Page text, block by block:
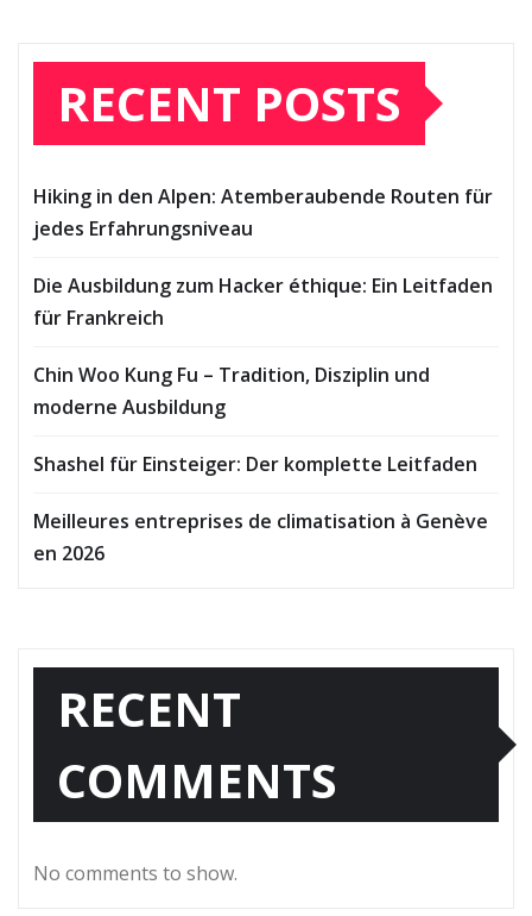
RECENT POSTS
Hiking in den Alpen: Atemberaubende Routen für
jedes Erfahrungsniveau
Die Ausbildung zum Hacker éthique: Ein Leitfaden
für Frankreich
Chin Woo Kung Fu – Tradition, Disziplin und
moderne Ausbildung
Shashel für Einsteiger: Der komplette Leitfaden
Meilleures entreprises de climatisation à Genève
en 2026
RECENT
COMMENTS
No comments to show.